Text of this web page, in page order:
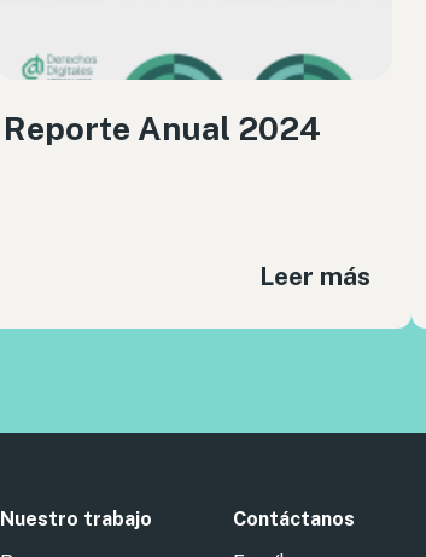
Reporte Anual 2024
Leer más
Nuestro trabajo
Contáctanos